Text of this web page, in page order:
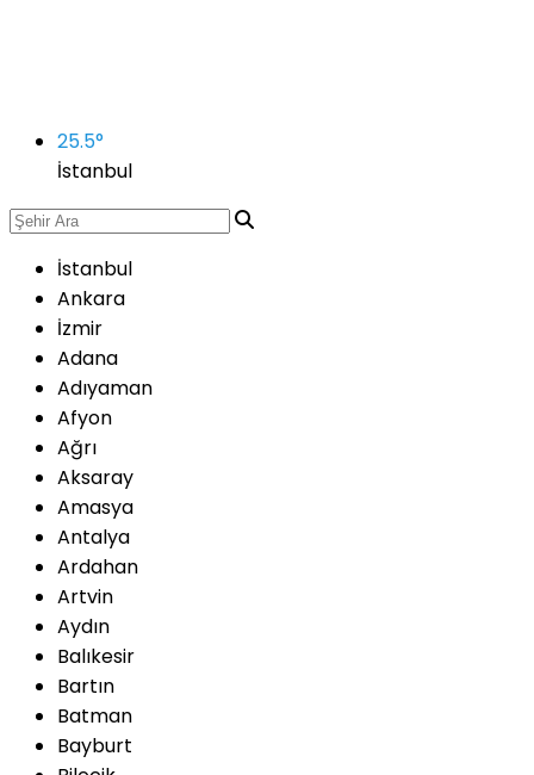
25.5°
İstanbul
İstanbul
Ankara
İzmir
Adana
Adıyaman
Afyon
Ağrı
Aksaray
Amasya
Antalya
Ardahan
Artvin
Aydın
Balıkesir
Bartın
Batman
Bayburt